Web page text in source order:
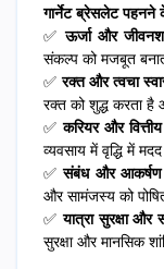
गार्नेट ब्रेसलेट पहनने
✅ऊर्जा और
संकल्प को मजबूत
✅रक्त और त्वचा
रक्त को शुद्ध करता
✅करियर और
व्यवसाय में वृद्धि में
✅संबंध और
और सामंजस्य को
✅यात्रा सुरक्षा और
सुरक्षा और मानसिक